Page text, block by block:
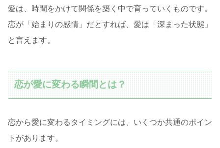
愛は、時間をかけて関係を築く中で育っていくものです。
恋が「始まりの感情」だとすれば、愛は「深まった状態」
と言えます。
恋が愛に変わる瞬間とは？
恋から愛に変わるタイミングには、いくつか共通のポイン
トがあります。